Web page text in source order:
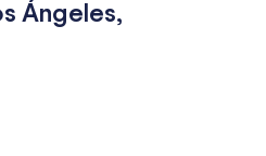
Ángeles,